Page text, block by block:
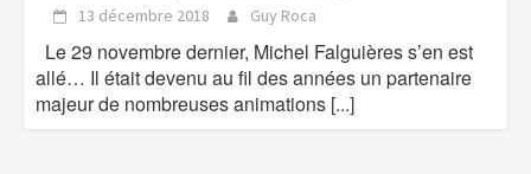
13 décembre 2018 Guy Roca
Le 29 novembre dernier, Michel Falguières s’en est
allé… Il était devenu au fil des années un partenaire
majeur de nombreuses animations [...]